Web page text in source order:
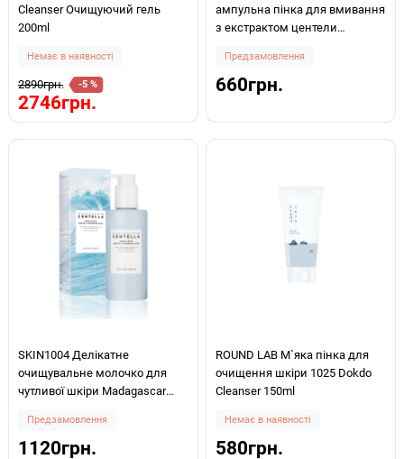
Cleanser Очищуючий гель
200ml
Немає в наявності
2890грн. -5 %
2746грн.
ампульна пінка для вмивання
з екстрактом центели
Foam 125мл
Предзамовлення
660грн.
SKIN1004 Делікатне
очищувальне молочко для
чутливої шкіри Madagascar
Cleansing Milk 200ml
Предзамовлення
1120грн.
ROUND LAB М`яка пінка для
очищення шкіри 1025 Dokdo
Cleanser 150ml
Немає в наявності
580грн.